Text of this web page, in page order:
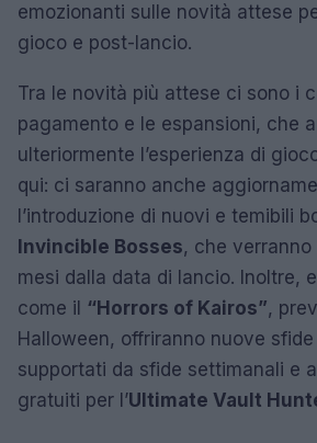
emozionanti sulle novità attese
gioco e post-lancio.
Tra le novità più attese ci sono i
pagamento e le espansioni, che
ulteriormente l’esperienza di
qui: ci saranno anche
l’introduzione di nuovi e temibili
Invincible Bosses, che
mesi dalla data di lancio. Inoltre,
come il “Horrors of Kairos”,
Halloween, offriranno nuove
supportati da sfide settimanali e
gratuiti per l’Ultimate Vault